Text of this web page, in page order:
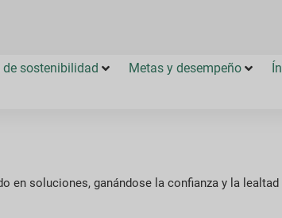
de sostenibilidad Metas y desempeño
en soluciones, ganándose la confianza y la